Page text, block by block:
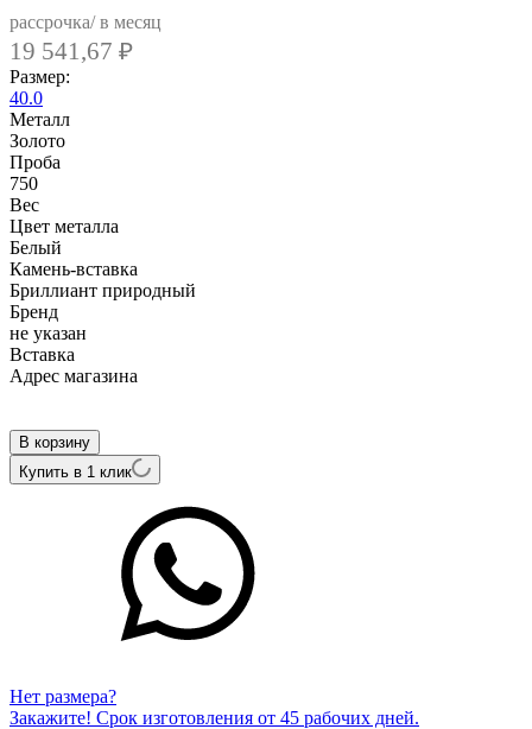
рассрочка/ в месяц
19 541,67 ₽
Размер:
40.0
Металл
Золото
Проба
750
Вес
Цвет металла
Белый
Камень-вставка
Бриллиант природный
Бренд
не указан
Вcтавка
Адрес магазина
В корзину
Купить в 1 клик
Нет размера?
Закажите! Срок изготовления от 45 рабочих дней.